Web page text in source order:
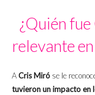
¿Quién
relevante
ACris Miró se le
tuvieron un impacto en